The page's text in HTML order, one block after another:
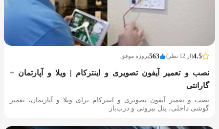
4.5(از 12 نظر) 563پروژه موفق
نصب و تعمیر آیفون تصویری و اینترکام | ویلا و آپارتمان +
گارانتی
نصب و تعمیر آیفون تصویری و اینترکام برای ویلا و آپارتمان، تعمیر
گوشی داخلی، پنل بیرونی و درب‌باز‌